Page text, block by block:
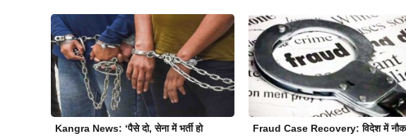
Kangra News: ‘पैसे दो, सेना में भर्ती हो
Fraud Case Recovery: विदेश में